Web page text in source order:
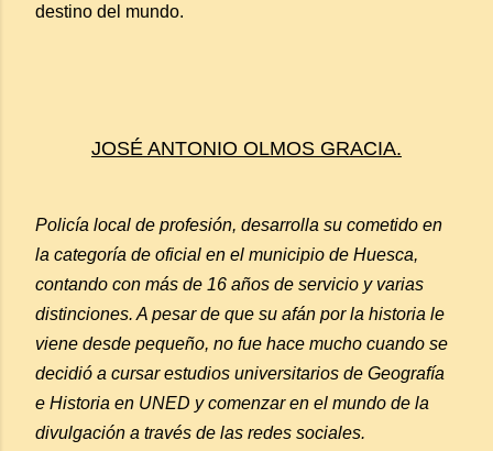
destino del mundo.
JOSÉ ANTONIO OLMOS GRACIA.
Policía local de profesión, desarrolla su cometido en
la categoría de oficial en el municipio de Huesca,
contando con más de 16 años de servicio y varias
distinciones. A pesar de que su afán por la historia le
viene desde pequeño, no fue hace mucho cuando se
decidió a cursar estudios universitarios de Geografía
e Historia en UNED y comenzar en el mundo de la
divulgación a través de las redes sociales.